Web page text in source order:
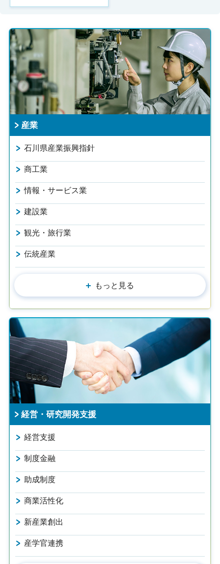
産業
石川県産業振興指針
商工業
情報・サービス業
建設業
観光・旅行業
伝統産業
もっと見る
経営・研究開発支援
経営支援
制度金融
助成制度
商業活性化
新産業創出
産学官連携